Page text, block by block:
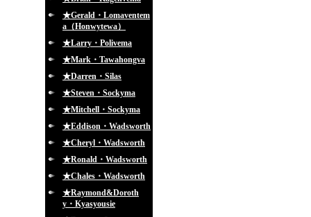
★Gerald・Lomaventem
a（Honwytewa）
★Larry・Polivema
★Mark・Tawahongva
★Darren・Silas
★Steven・Sockyma
★Mitchell・Sockyma
★Eddison・Wadsworth
★Cheryl・Wadsworth
★Ronald・Wadsworth
★Chales・Wadsworth
★Raymond&Doroth
y・Kyasyousie